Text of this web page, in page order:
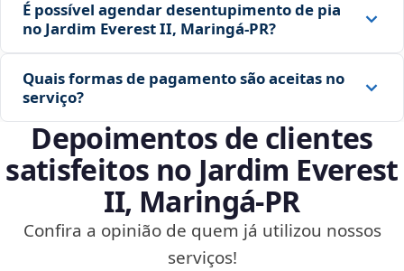
É possível agendar desentupimento de pia
no Jardim Everest II, Maringá‑PR?
Quais formas de pagamento são aceitas no
serviço?
Depoimentos de clientes
satisfeitos no Jardim Everest
II, Maringá‑PR
Confira a opinião de quem já utilizou nossos
serviços!